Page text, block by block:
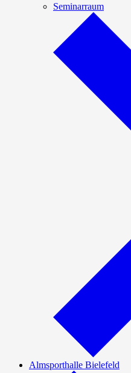
Seminarraum
Almsporthalle Bielefeld